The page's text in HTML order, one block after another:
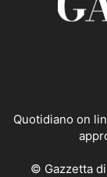
Quotidiano on
© Gazzetta